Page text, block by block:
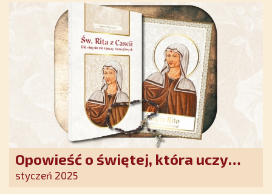
Opowieść o świętej, która uczy
szczerego oddania się Bogu.
styczeń 2025